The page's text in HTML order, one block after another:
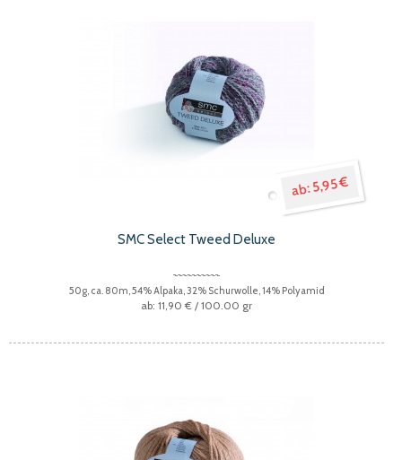
5,95 €
SMC Select Tweed Deluxe
50g, ca. 80m, 54% Alpaka, 32% Schurwolle, 14% Polyamid
11,90 € / 100.00 gr